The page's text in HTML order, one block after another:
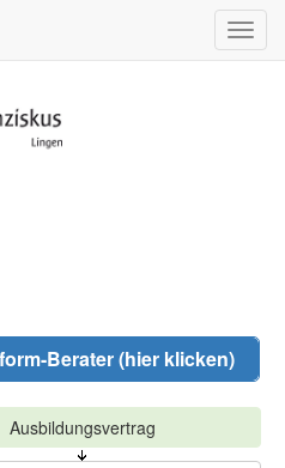
Berater (hier klicken)